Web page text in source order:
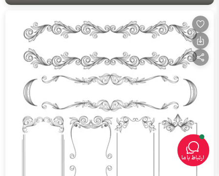
ارتباط با ما